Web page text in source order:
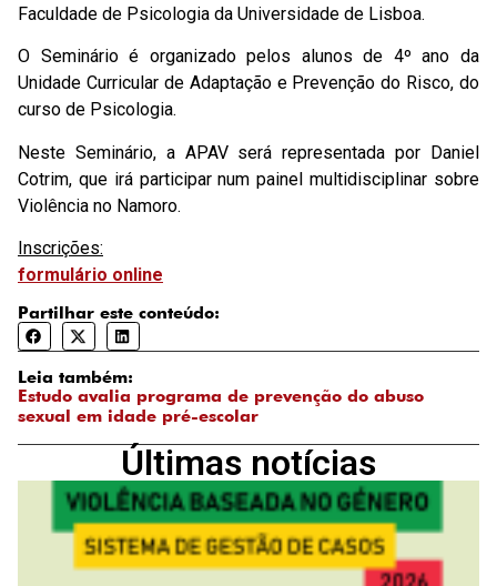
Faculdade de Psicologia da Universidade de Lisboa.
O Seminário é organizado pelos alunos de 4º ano da
Unidade Curricular de Adaptação e Prevenção do Risco, do
curso de Psicologia.
Neste Seminário, a APAV será representada por Daniel
Cotrim, que irá participar num painel multidisciplinar sobre
Violência no Namoro.
Inscrições:
formulário online
Partilhar este conteúdo:
Leia também:
Estudo avalia programa de prevenção do abuso
sexual em idade pré-escolar
Últimas notícias